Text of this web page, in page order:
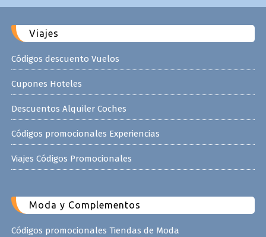
Viajes
Códigos descuento Vuelos
Cupones Hoteles
Descuentos Alquiler Coches
Códigos promocionales Experiencias
Viajes Códigos Promocionales
Moda y Complementos
Códigos promocionales Tiendas de Moda